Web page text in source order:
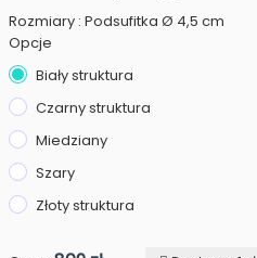
Rozmiary : Podsufitka Ø 4,5 cm
Opcje
Biały struktura
Czarny struktura
Miedziany
Szary
Złoty struktura